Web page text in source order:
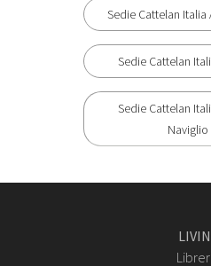
Sedie Cattelan Italia
Sedie Cattelan
Sedie Cattelan
Naviglio